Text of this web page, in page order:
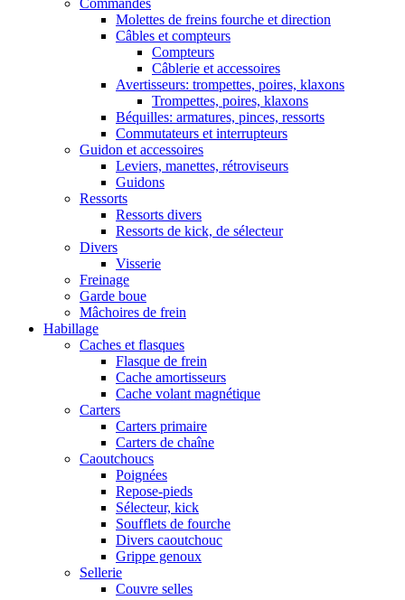
Commandes
Molettes de freins fourche et direction
Câbles et compteurs
Compteurs
Câblerie et accessoires
Avertisseurs: trompettes, poires, klaxons
Trompettes, poires, klaxons
Béquilles: armatures, pinces, ressorts
Commutateurs et interrupteurs
Guidon et accessoires
Leviers, manettes, rétroviseurs
Guidons
Ressorts
Ressorts divers
Ressorts de kick, de sélecteur
Divers
Visserie
Freinage
Garde boue
Mâchoires de frein
Habillage
Caches et flasques
Flasque de frein
Cache amortisseurs
Cache volant magnétique
Carters
Carters primaire
Carters de chaîne
Caoutchoucs
Poignées
Repose-pieds
Sélecteur, kick
Soufflets de fourche
Divers caoutchouc
Grippe genoux
Sellerie
Couvre selles